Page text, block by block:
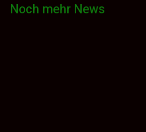
Noch mehr News